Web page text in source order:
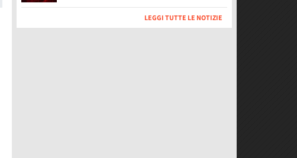
LEGGI TUTTE LE NOTIZIE